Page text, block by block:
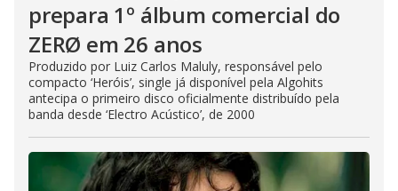
prepara 1º álbum comercial do
ZERØ em 26 anos
Produzido por Luiz Carlos Maluly, responsável pelo
compacto ‘Heróis’, single já disponível pela Algohits
antecipa o primeiro disco oficialmente distribuído pela
banda desde ‘Electro Acústico’, de 2000